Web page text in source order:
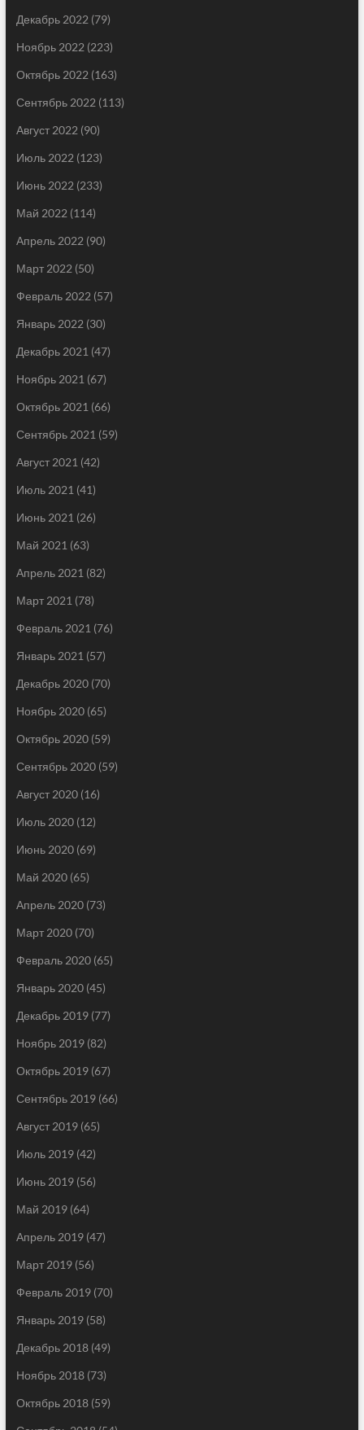
Декабрь 2022 (79)
Ноябрь 2022 (223)
Октябрь 2022 (163)
Сентябрь 2022 (113)
Август 2022 (90)
Июль 2022 (123)
Июнь 2022 (233)
Май 2022 (114)
Апрель 2022 (90)
Март 2022 (50)
Февраль 2022 (57)
Январь 2022 (30)
Декабрь 2021 (47)
Ноябрь 2021 (67)
Октябрь 2021 (66)
Сентябрь 2021 (59)
Август 2021 (42)
Июль 2021 (41)
Июнь 2021 (26)
Май 2021 (63)
Апрель 2021 (82)
Март 2021 (78)
Февраль 2021 (76)
Январь 2021 (57)
Декабрь 2020(70)
Ноябрь 2020(65)
Октябрь 2020(59)
Сентябрь 2020(59)
Август 2020(16)
Июль 2020(12)
Июнь 2020(69)
Май 2020(65)
Апрель 2020(73)
Март 2020(70)
Февраль 2020(65)
Январь 2020(45)
Декабрь 2019(77)
Ноябрь 2019(82)
Октябрь 2019(67)
Сентябрь 2019(66)
Август 2019(65)
Июль 2019(42)
Июнь 2019(56)
Май 2019(64)
Апрель 2019(47)
Март 2019(56)
Февраль 2019(70)
Январь 2019(58)
Декабрь 2018(49)
Ноябрь 2018(73)
Октябрь 2018(59)